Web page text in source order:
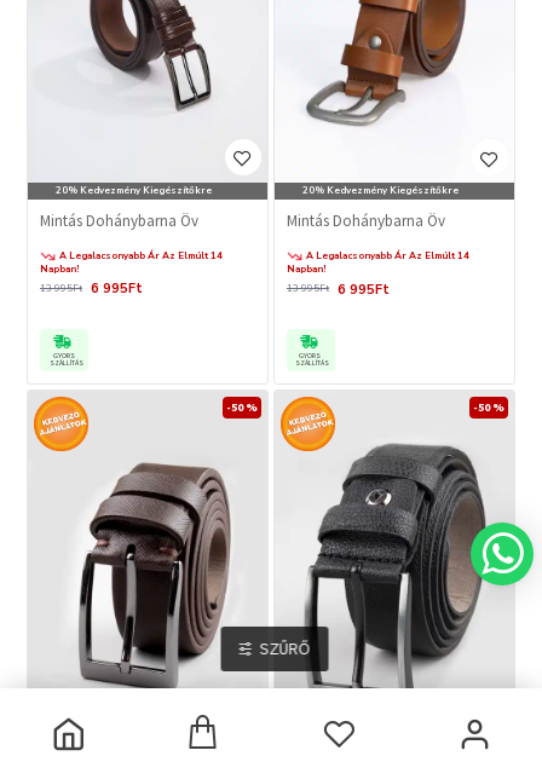
20% Kedvezmény Kiegészítőkre
Mintás Dohánybarna Öv
A Legalacsonyabb Ár Az Elmúlt 14
Napban!
6 995Ft
13 995Ft
GYORS
SZÁLLÍTÁS
20% Kedvezmény Kiegészítőkre
Mintás Dohánybarna Öv
A Legalacsonyabb Ár Az Elmúlt 14
Napban!
6 995Ft
13 995Ft
GYORS
SZÁLLÍTÁS
20% Kedvezmény Kiegészítőkre
-50 %
20% Kedvezmény Kiegészítőkre
-50 %
SZŰRŐ